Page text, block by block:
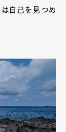
は自己を見つめ